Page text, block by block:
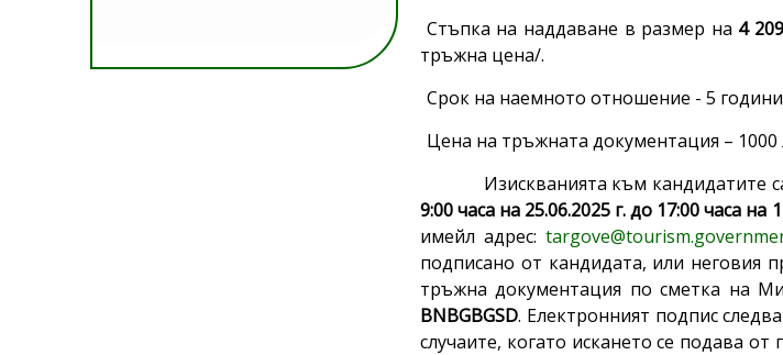
Стъпка на наддаване в размер на 4
тръжна цена/.
Срок на наемното отношение - 5 години
Цена на тръжната документация – 1000
Изискванията към кандидатите са
9:00 часа на 25.06.2025 г. до 17:00 часа на
имейл адрес:
подписано от кандидата, или неговия
тръжна документация по сметка на
BNBGBGSD. Електронният подпис
случаите, когато искането се подава